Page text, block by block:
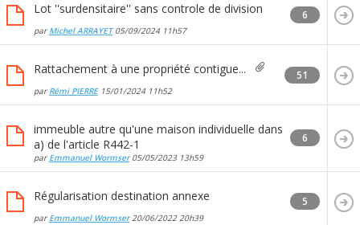
Lot ''surdensitaire'' sans controle de division
par Michel ARRAYET05/09/2024 11h57
6
Rattachement à une propriété contigue...
par Rémi PIERRE15/01/2024 11h52
51
immeuble autre qu'une maison individuelle dans
a) de l'article R442-1
par Emmanuel Wormser05/05/2023 13h59
6
Régularisation destination annexe
par Emmanuel Wormser20/06/202220h39
5